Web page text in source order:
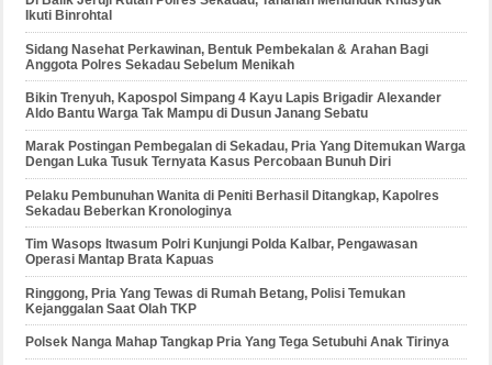
Ikuti Binrohtal
Sidang Nasehat Perkawinan, Bentuk Pembekalan & Arahan Bagi
Anggota Polres Sekadau Sebelum Menikah
Bikin Trenyuh, Kapospol Simpang 4 Kayu Lapis Brigadir Alexander
Aldo Bantu Warga Tak Mampu di Dusun Janang Sebatu
Marak Postingan Pembegalan di Sekadau, Pria Yang Ditemukan Warga
Dengan Luka Tusuk Ternyata Kasus Percobaan Bunuh Diri
Pelaku Pembunuhan Wanita di Peniti Berhasil Ditangkap, Kapolres
Sekadau Beberkan Kronologinya
Tim Wasops Itwasum Polri Kunjungi Polda Kalbar, Pengawasan
Operasi Mantap Brata Kapuas
Ringgong, Pria Yang Tewas di Rumah Betang, Polisi Temukan
Kejanggalan Saat Olah TKP
Polsek Nanga Mahap Tangkap Pria Yang Tega Setubuhi Anak Tirinya